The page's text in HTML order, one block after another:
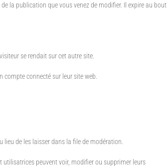
la publication que vous venez de modifier. Il expire au bout
se rendait sur cet autre site.
connecté sur leur site web.
de les laisser dans la file de modération.
utilisatrices peuvent voir, modifier ou supprimer leurs